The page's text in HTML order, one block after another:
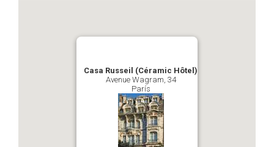
Casa Russeil (Céramic Hôtel)
Avenue Wagram, 34
París